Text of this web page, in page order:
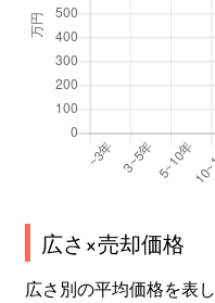
広さ×売却価格
広さ別の平均価格を表